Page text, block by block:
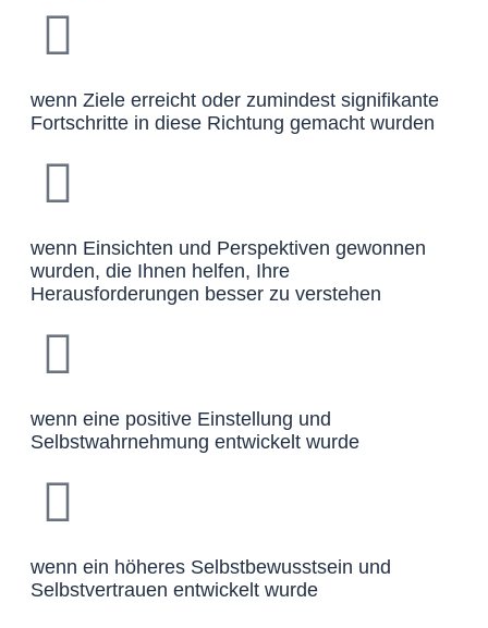
wenn Ziele erreicht oder zumindest signifikante
Fortschritte in diese Richtung gemacht wurden
wenn Einsichten und Perspektiven gewonnen
wurden, die Ihnen helfen, Ihre
Herausforderungen besser zu verstehen
wenn eine positive Einstellung und
Selbstwahrnehmung entwickelt wurde
wenn ein höheres Selbstbewusstsein und
Selbstvertrauen entwickelt wurde